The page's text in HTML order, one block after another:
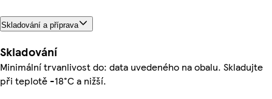
Skladování a příprava
Skladování
Minimální trvanlivost do: data uvedeného na obalu. Skladujte
při teplotě -18°C a nižší.